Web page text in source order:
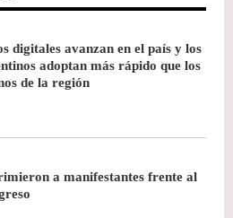
digitales avanzan en el país y los
adoptan más rápido que los
de la región
a manifestantes frente al